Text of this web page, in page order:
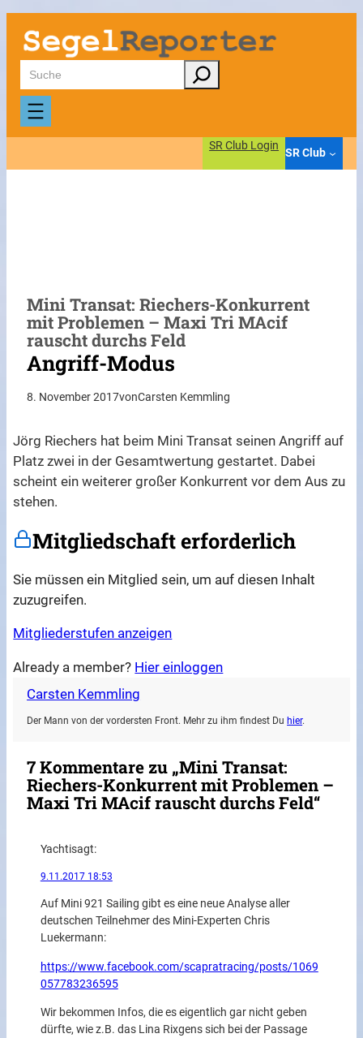
Zum
Inhalt
springen
Suchen
SR Club Login
SR Club
Mini Transat: Riechers-Konkurrent
mit Problemen – Maxi Tri MAcif
rauscht durchs Feld
Angriff-Modus
8. November 2017vonCarsten Kemmling
Jörg Riechers hat beim Mini Transat seinen Angriff auf
Platz zwei in der Gesamtwertung gestartet. Dabei
scheint ein weiterer großer Konkurrent vor dem Aus zu
stehen.
Mitgliedschaft erforderlich
Sie müssen ein Mitglied sein, um auf diesen Inhalt
zuzugreifen.
Mitgliederstufen anzeigen
Already a member? Hier einloggen
Carsten Kemmling
Der Mann von der vordersten Front. Mehr zu ihm findest Du hier.
7 Kommentare zu „Mini Transat:
Riechers-Konkurrent mit Problemen –
Maxi Tri MAcif rauscht durchs Feld“
Yachtisagt:
9.11.2017 18:53
Auf Mini 921 Sailing gibt es eine neue Analyse aller
deutschen Teilnehmer des Mini-Experten Chris
Luekermann:
https://www.facebook.com/scapratracing/posts/1069
057783236595
Wir bekommen Infos, die es eigentlich gar nicht geben
dürfte, wie z.B. das Lina Rixgens sich bei der Passage